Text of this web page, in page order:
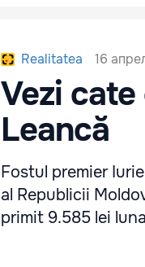
Realitatea 16
Vezi
Leancă
Fostul premier
al Republicii
primit 9.585 lei